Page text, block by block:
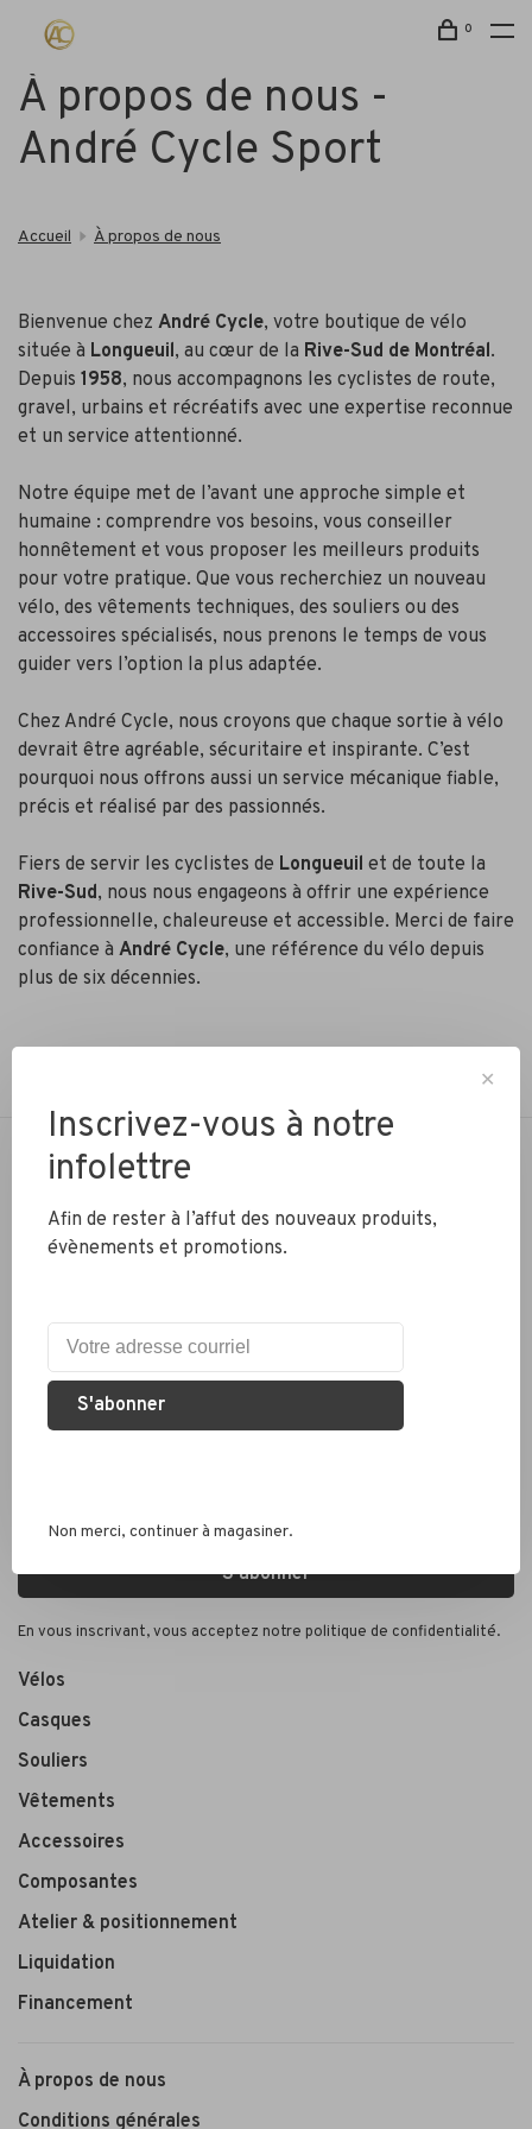
0
À propos de nous -
André Cycle Sport
Accueil À propos de nous
Bienvenue chez André Cycle, votre boutique de vélo
située à Longueuil, au cœur de la Rive-Sud de Montréal.
Depuis 1958, nous accompagnons les cyclistes de route,
gravel, urbains et récréatifs avec une expertise reconnue
et un service attentionné.
Notre équipe met de l’avant une approche simple et
humaine : comprendre vos besoins, vous conseiller
honnêtement et vous proposer les meilleurs produits
pour votre pratique. Que vous recherchiez un nouveau
vélo, des vêtements techniques, des souliers ou des
accessoires spécialisés, nous prenons le temps de vous
guider vers l’option la plus adaptée.
Chez André Cycle, nous croyons que chaque sortie à vélo
devrait être agréable, sécuritaire et inspirante. C’est
pourquoi nous offrons aussi un service mécanique fiable,
précis et réalisé par des passionnés.
Fiers de servir les cyclistes de Longueuil et de toute la
Rive-Sud, nous nous engageons à offrir une expérience
professionnelle, chaleureuse et accessible. Merci de faire
confiance à André Cycle, une référence du vélo depuis
plus de six décennies.
NOTRE PASSION… ROULER À VÉLO
Téléphone:(450) 674-8009
Courriel:cycle@videotron.ca
Inscrivez-vous à notre infolettre et recevez les dernières
S'abonner
En vous inscrivant, vous acceptez notre politique de confidentialité.
Vélos
Casques
Souliers
Vêtements
Accessoires
Composantes
Atelier & positionnement
Liquidation
Financement
À propos de nous
Conditions générales
✕
Inscrivez-vous à notre
infolettre
Afin de rester à l’affut des nouveaux produits,
évènements et promotions.
S'abonner
Non merci, continuer à magasiner.